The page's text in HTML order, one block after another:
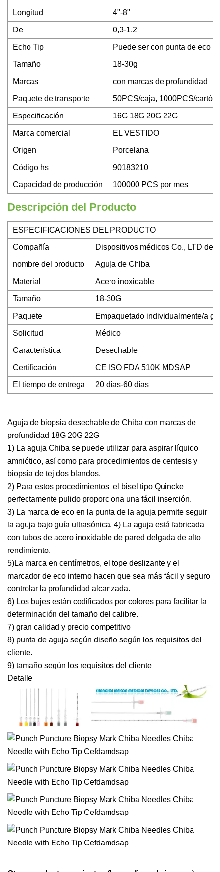
Longitud 4"-8"
De 0,3-1,2
Echo Tip Puede ser con punta de eco
Tamaño 18-30g
Marcas con marcas de profundidad
Paquete de transporte 50PCS/caja, 1000PCS/cartón
Especificación 16G 18G 20G 22G
Marca comercial EL VESTIDO
Origen Porcelana
Código hs 90183210
Capacidad de producción 100000 PCS por mes
Descripción del Producto
ESPECIFICACIONES DEL PRODUCTO
Compañía Dispositivos médicos Co., LTD de
nombre del producto Aguja de Chiba
Material Acero inoxidable
Tamaño 18-30G
Paquete Empaquetado individualmente/a
Solicitud Médico
Característica Desechable
Certificación CE ISO FDA 510K MDSAP
El tiempo de entrega 20 días-60 días
Aguja de biopsia desechable de Chiba con marcas de
profundidad 18G 20G 22G
1) La aguja Chiba se puede utilizar para aspirar líquido
amniótico, así como para procedimientos de centesis y
biopsia de tejidos blandos.
2) Para estos procedimientos, el bisel tipo Quincke
perfectamente pulido proporciona una fácil inserción.
3) La marca de eco en la punta de la aguja permite seguir
la aguja bajo guía ultrasónica. 4) La aguja está fabricada
con tubos de acero inoxidable de pared delgada de alto
rendimiento.
5)La marca en centímetros, el tope deslizante y el
marcador de eco interno hacen que sea más fácil y seguro
controlar la profundidad alcanzada.
6) Los bujes están codificados por colores para facilitar la
determinación del tamaño del calibre.
7) gran calidad y precio competitivo
8) punta de aguja según diseño según los requisitos del
cliente.
9) tamaño según los requisitos del cliente
Detalle